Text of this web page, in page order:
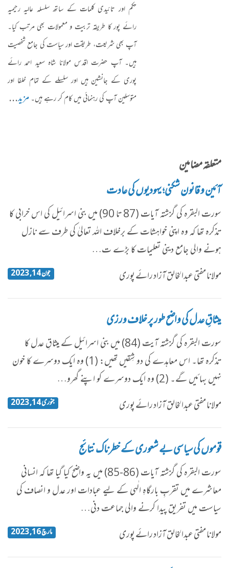
حکم اور تائیدی کلمات کے ساتھ سلسلہ عالیہ رحیمیہ
رائے پور کا طریقہ تربیت و معمولات بھی مرتب کیا۔
آپ بھی شریعت، طریقت اور سیاست کی جامع شخصیت
ہیں۔ آپ حضرت اقدس مولانا شاہ سعید احمد رائے
پوری کے جانشین ہیں اور سلسلے کے تمام خلفا اور
متوسلین آپ کی رہنمائی میں کام کر رہے ہیں۔مزید...
متعلقہ مضامین
آئین و قانون شکنی؛ یہودیوں کی عادت
سورت البقرہ کی گزشتہ آیات (87 تا 90) میں بنی اسرائیل کی اس خرابی کا
تذکرہ تھا کہ وہ اپنی خواہشات کے برخلاف اللہ تعالیٰ کی طرف سے نازل
ہونے والی جامع دینی تعلیمات کا بڑے ت…
مولانا مفتی عبدالخالق آزاد رائے پوری
جون 14, 2023
میثاقِ عدل کی واضح طور پر خلاف ورزی
سورت البقرہ کی گزشتہ آیت (84) میں بنی اسرائیل کے میثاقِ عدل کا
تذکرہ تھا۔ اس معاہدے کی دو شِقیں تھیں: (1) وہ ایک دوسرے کا خون
نہیں بہائیں گے۔ (2) وہ ایک دوسرے کو اپنے گھرو…
مولانا مفتی عبدالخالق آزاد رائے پوری
جنوری 14, 2023
قوموں کی سیاسی بے شعوری کے خطرناک نتائج
سورت البقرہ کی گزشتہ آیات (86-85) میں یہ واضح کیا گیا تھا کہ انسانی
معاشرے میں تقربِ بارگاہِ الٰہی کے لیے عبادات اور عدل و انصاف کی
سیاست میں تفریق پیدا کرنے والی جماعت دنی…
مولانا مفتی عبدالخالق آزاد رائے پوری
مارچ 16, 2023